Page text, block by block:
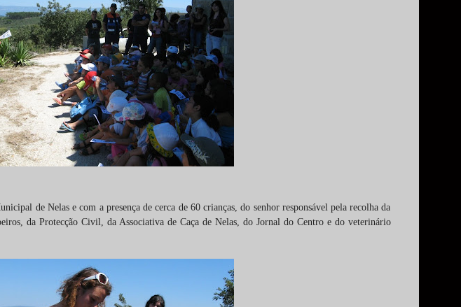
de Nelas e com a presença de cerca de 60 crianças, do senhor responsável pela recolha da
da Protecção Civil, da Associativa de Caça de Nelas, do Jornal do Centro e do veterinário